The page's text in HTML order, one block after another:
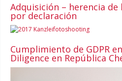
Adquisición – herencia de
por declaración
Cumplimiento de GDPR
Diligence en República